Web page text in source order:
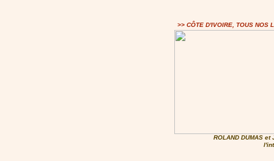
>> CÔTE D'IVOIRE, TOUS NOS
ROLAND DUMAS et